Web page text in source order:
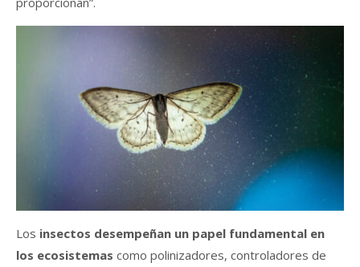
Los insectos desempeñan un papel fundamental en
los ecosistemas como polinizadores, controladores de